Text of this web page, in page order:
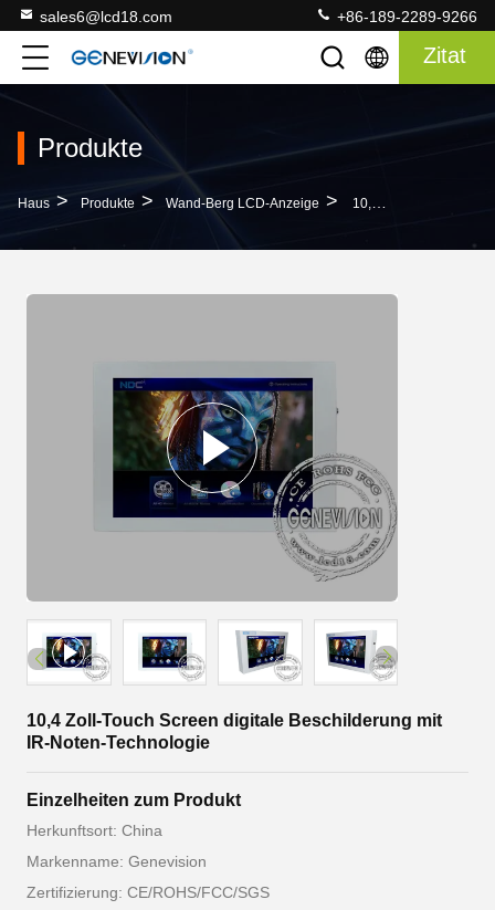
sales6@lcd18.com +86-189-2289-9266
Zitat
Produkte
Haus > Produkte > Wand-Berg LCD-Anzeige > 10,4 Zoll-Touch Screen Digitale Beschilderung Mit IR-Noten-Technologie
10,4 Zoll-Touch Screen digitale Beschilderung mit
IR-Noten-Technologie
Einzelheiten zum Produkt
Herkunftsort: China
Markenname: Genevision
Zertifizierung: CE/ROHS/FCC/SGS